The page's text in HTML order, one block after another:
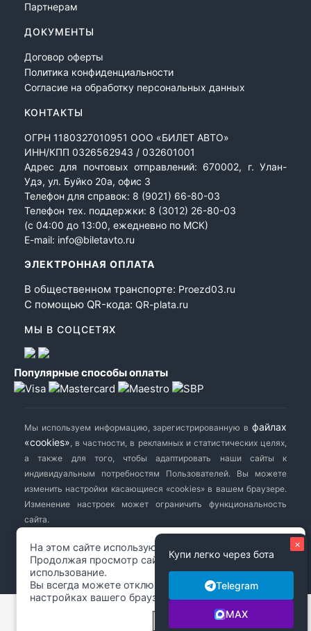
На этом сайте используются файлы cookie.
Продолжая просмотр сайта, вы разрешаете их
использование.
Вы всегда можете отключить файлы cookie в
настройках вашего браузера.
Подробнее
Партнерам
ДОКУМЕНТЫ
Договор оферты
Политика конфиденциальности
Согласие на обработку персональных данных
КОНТАКТЫ
ОГРН 1180327010951 ООО «БИЛЕТ АВТО»
ИНН/КПП 0326562943 / 032601001
Адрес для почтовых отправлений: 670002, г. Улан-
Удэ, ул. Буйко 20а, офис 3
Телефон для справок: 8 (9021) 66-80-03
Телефон тех. поддержки: 8 (3012) 26-80-03
(с 04:00 до 13:00, ежедневно по МСК)
E-mail: info@biletavto.ru
ЭЛЕКТРОННАЯ ОПЛАТА
В общественном транспорте: Proezd03.ru
С помощью QR-кода: QR-plata.ru
МЫ В СОЦСЕТЯХ
Популярные способы оплаты
Мы используем информацию, зарегистрированную в файлах
«cookies» , в частности, в рекламных и статистических целях,
а также для того, чтобы адаптировать наши сайты к
индивидуальным потребностям Пользователей. Вы можете
изменить настройки касающиеся «cookies» в вашем браузере.
Изменение настроек может ограничить функциональность
сайта.
biletavto.ru© 2014-2026 Сайт заказа билетов на автобус. Все
права защищены.
×
Купи легко через бота
Telegram
MAX